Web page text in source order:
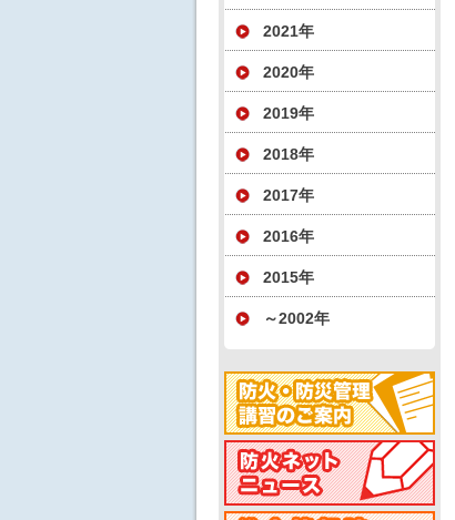
2021年
2020年
2019年
2018年
2017年
2016年
2015年
～2002年